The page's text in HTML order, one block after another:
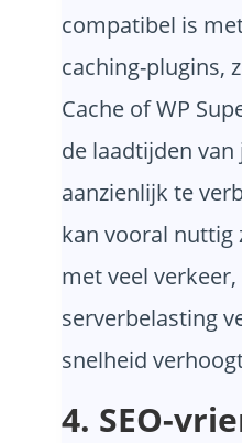
compatibel is
caching-plugins,
Cache of WP
de laadtijden van
aanzienlijk te
kan vooral nuttig
met veel
serverbelasting
snelheid
4. SEO-